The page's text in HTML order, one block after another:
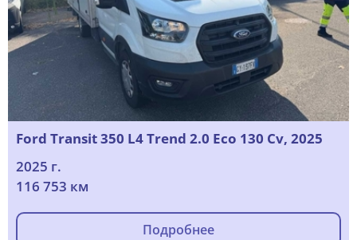
Ford Transit 350 L4 Trend 2.0 Eco 130 Cv, 2025
2025 г.
116 753 км
Подробнее